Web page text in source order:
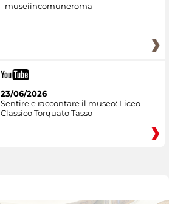
museiincomuneroma
23/06/2026
Sentire e raccontare il museo: Liceo
Classico Torquato Tasso